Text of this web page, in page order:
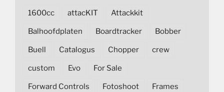
1600cc attacKIT Attackkit
Balhoofdplaten Boardtracker Bobber
Buell Catalogus Chopper crew
custom Evo For Sale
Forward Controls Fotoshoot Frames